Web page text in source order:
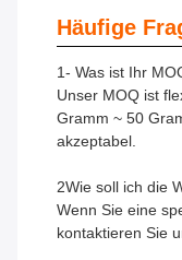
Häufige
1- Was ist Ihr
Unser MOQ ist
Gramm ~ 50
akzeptabel.
2Wie soll ich die
Wenn Sie eine
kontaktieren Sie